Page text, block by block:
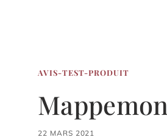
AVIS-TEST-PRODUIT
22 MARS 2021